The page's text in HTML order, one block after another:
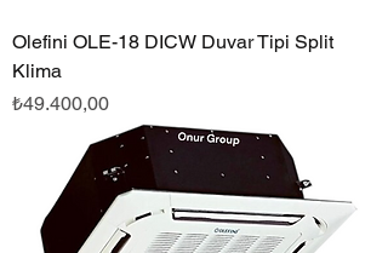
Olefini OLE-18 DICW Duvar Tipi Split
Klima
Fiyat
₺49.400,00